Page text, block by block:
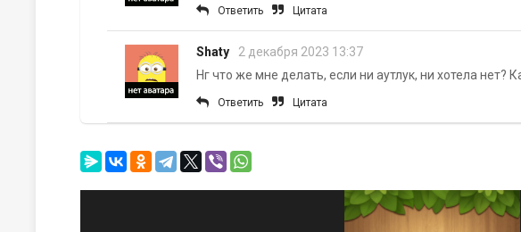
Ответить Цитата
Shaty
2 декабря 2023 13:37
Нг что же мне делать, если ни аутлук, ни хотела нет?
Ответить Цитата